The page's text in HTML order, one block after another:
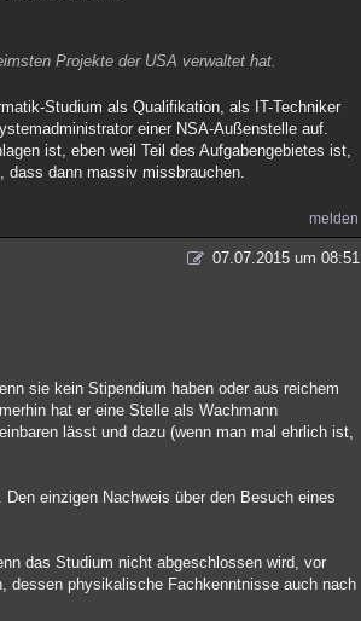
Projekte der USA verwaltet hat.
Studium als Qualifikation, als IT-Techniker
einer NSA-Außenstelle auf.
ist, eben weil Teil des Aufgabengebietes ist,
dass dann massiv missbrauchen.
melden
07.07.2015 um 08:51
sie kein Stipendium haben oder aus reichem
hat er eine Stelle als Wachmann
lässt und dazu (wenn man mal ehrlich ist,
einzigen Nachweis über den Besuch eines
das Studium nicht abgeschlossen wird, vor
dessen physikalische Fachkenntnisse auch nach